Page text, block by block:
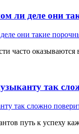
ли деле они
часто
так
путь к успеху